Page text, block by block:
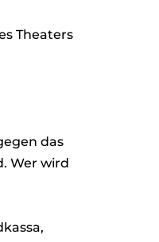
Theaters
das
Wer wird